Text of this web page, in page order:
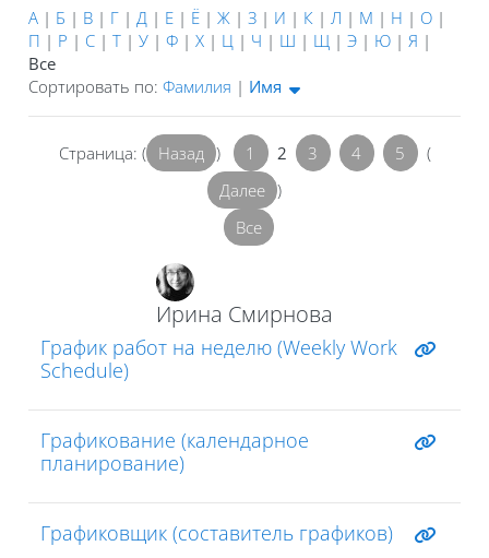
А | Б | В | Г | Д | Е | Ё | Ж | З | И | К | Л | М | Н | О |
П | Р | С | Т | У | Ф | Х | Ц | Ч | Ш | Щ | Э | Ю | Я |
Все
Отсортированы Имя (возрастание)
Сортировать по: Фамилия | Имя
Страница: ( Назад ) 1 2 3 4 5
(
Далее )
Все
Ирина Смирнова
График работ на неделю (Weekly Work
Schedule)
Графикование (календарное
планирование)
Графиковщик (составитель графиков)